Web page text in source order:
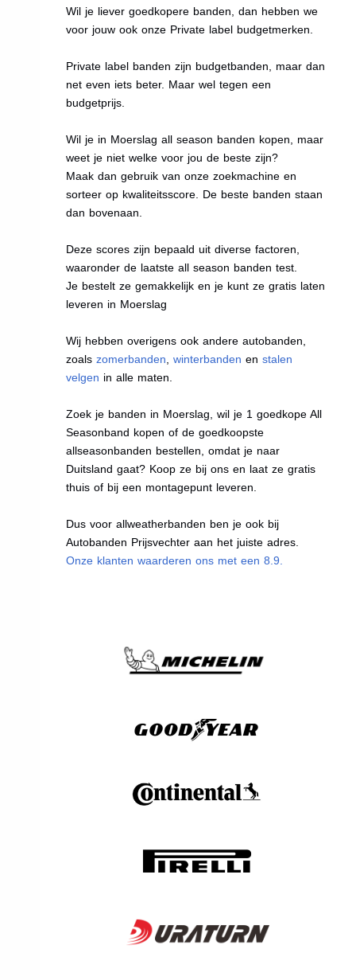
Wil je liever goedkopere banden, dan hebben we
voor jouw ook onze Private label budgetmerken.
Private label banden zijn budgetbanden, maar dan
net even iets beter. Maar wel tegen een
budgetprijs.
Wil je in Moerslag all season banden kopen, maar
weet je niet welke voor jou de beste zijn?
Maak dan gebruik van onze zoekmachine en
sorteer op kwaliteitsscore. De beste banden staan
dan bovenaan.
Deze scores zijn bepaald uit diverse factoren,
waaronder de laatste all season banden test.
Je bestelt ze gemakkelijk en je kunt ze gratis laten
leveren in Moerslag
Wij hebben overigens ook andere autobanden,
zoalszomerbanden ,winterbanden enstalen
velgen in alle maten.
Zoek je banden in Moerslag, wil je 1 goedkope All
Seasonband kopen of de goedkoopste
allseasonbanden bestellen, omdat je naar
Duitsland gaat? Koop ze bij ons en laat ze gratis
thuis of bij een montagepunt leveren.
Dus voor allweatherbanden ben je ook bij
Autobanden Prijsvechter aan het juiste adres.
Onze klanten waarderen ons met een 8.9.